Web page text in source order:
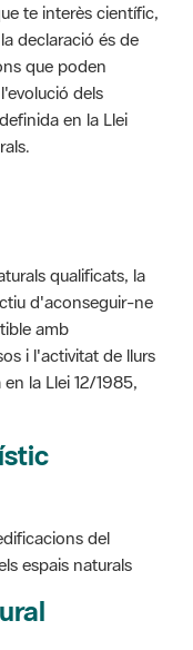
dels
en la Llei
qualificats, la
i l'activitat de llurs
la Llei 12/1985,
del
un conjunt